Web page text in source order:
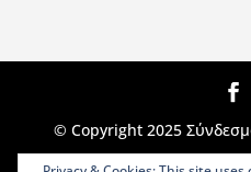
© Copyright 2025
Leche League